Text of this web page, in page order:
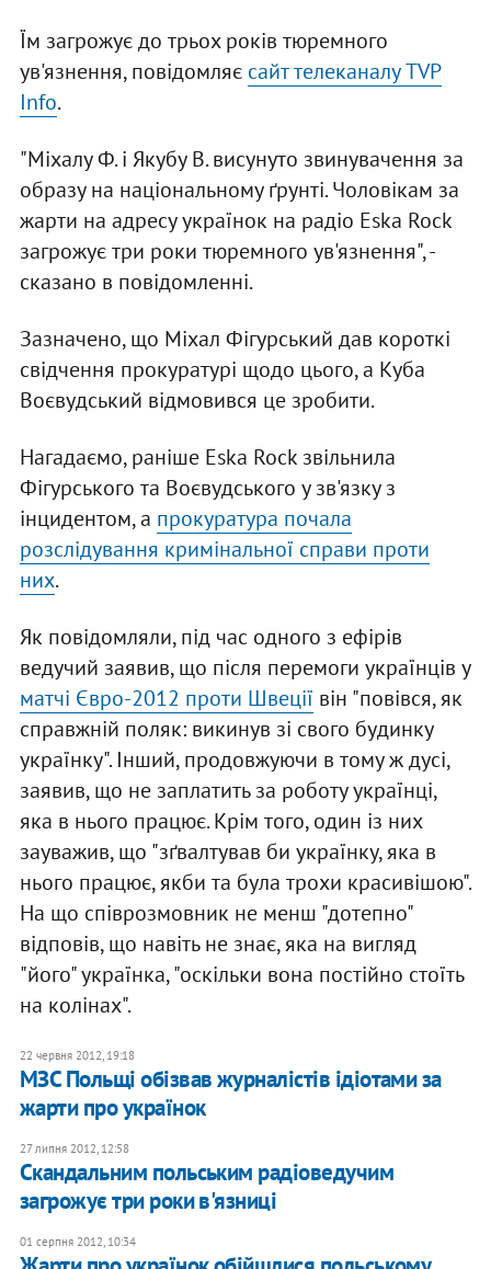
Їм загрожує до трьох років тюремного
ув'язнення, повідомляє сайт телеканалу TVP
Info.
"Міхалу Ф. і Якубу В. висунуто звинувачення за
образу на національному ґрунті. Чоловікам за
жарти на адресу українок на радіо Eska Rock
загрожує три роки тюремного ув'язнення", -
сказано в повідомленні.
Зазначено, що Міхал Фігурський дав короткі
свідчення прокуратурі щодо цього, а Куба
Воєвудський відмовився це зробити.
Нагадаємо, раніше Eska Rock звільнила
Фігурського та Воєвудського у зв'язку з
інцидентом, а прокуратура почала
розслідування кримінальної справи проти
них.
Як повідомляли, під час одного з ефірів
ведучий заявив, що після перемоги українців у
матчі Євро-2012 проти Швеції він "повівся, як
справжній поляк: викинув зі свого будинку
українку". Інший, продовжуючи в тому ж дусі,
заявив, що не заплатить за роботу українці,
яка в нього працює. Крім того, один із них
зауважив, що "зґвалтував би українку, яка в
нього працює, якби та була трохи красивішою".
На що співрозмовник не менш "дотепно"
відповів, що навіть не знає, яка на вигляд
"його" українка, "оскільки вона постійно стоїть
на колінах".
22 червня 2012, 19:18
МЗС Польщі обізвав журналістів ідіотами за
жарти про українок
27 липня 2012, 12:58
Скандальним польським радіоведучим
загрожує три роки в'язниці
01 серпня 2012, 10:34